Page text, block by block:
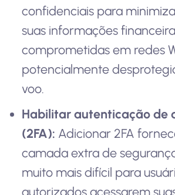
confidenciais para
suas informações
comprometidas em redes
potencialmente
voo.
Habilitar autenticação de
(2FA): Adicionar 2FA
camada extra de
muito mais difícil para
autorizados acessarem